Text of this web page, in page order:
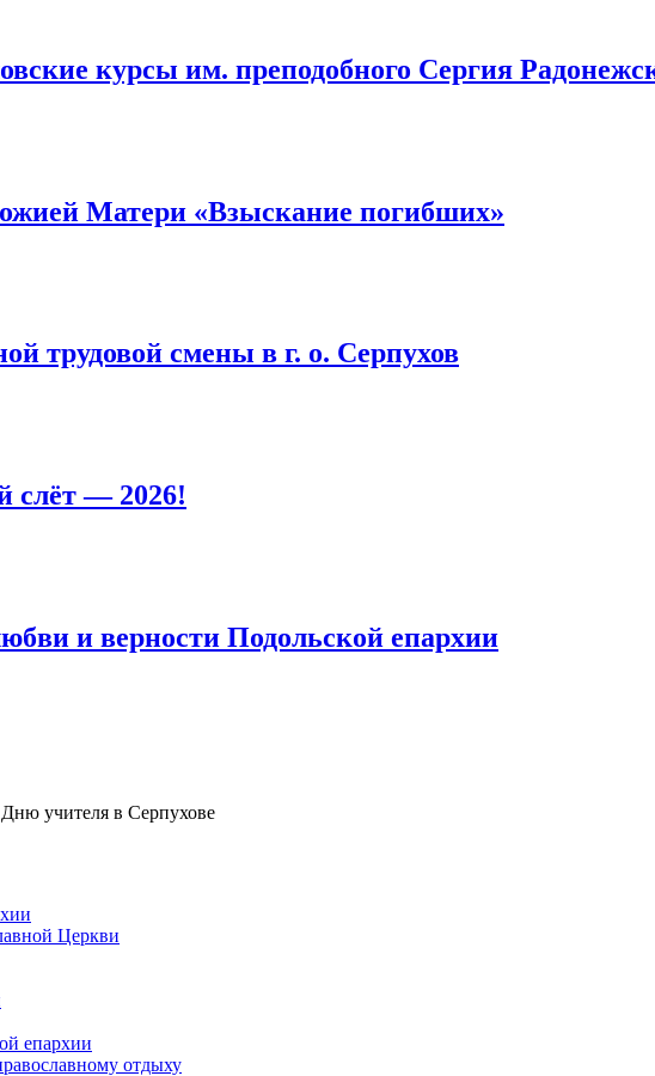
курсы им. преподобного Сергия
Матери «Взыскание погибших»
трудовой смены в г. о. Серпухов
слёт — 2026!
и верности Подольской епархии
учителя в Серпухове
Церкви
епархии
отдыху